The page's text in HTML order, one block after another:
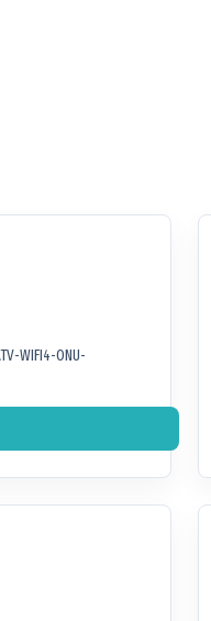
WIFI4-ONU-